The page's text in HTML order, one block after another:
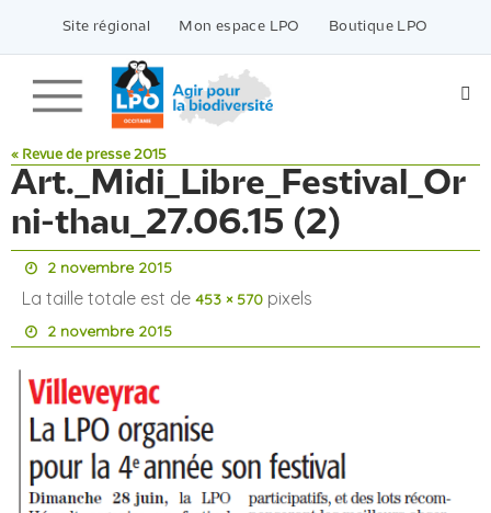
contenu
Site régional Mon espace LPO Boutique LPO
« Revue de presse 2015
Art._Midi_Libre_Festival_Or
ni-thau_27.06.15 (2)
2 novembre 2015
La taille totale est de 453 × 570 pixels
2 novembre 2015